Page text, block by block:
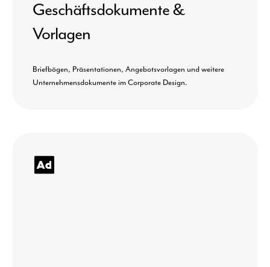
Geschäftsdokumente &
Vorlagen
Briefbögen, Präsentationen, Angebotsvorlagen und weitere
Unternehmensdokumente im Corporate Design.